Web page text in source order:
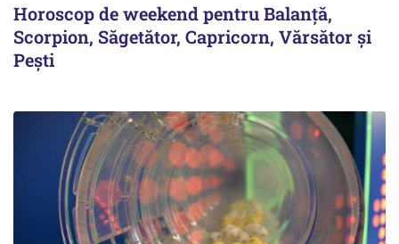
Horoscop de weekend pentru Balanță,
Scorpion, Săgetător, Capricorn, Vărsător și
Pești